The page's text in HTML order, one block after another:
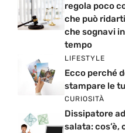
regola poco
che può
che sognavi
tempo
LIFESTYLE
Ecco perché
stampare le
CURIOSITÀ
Dissipatore
salata: cos’è,